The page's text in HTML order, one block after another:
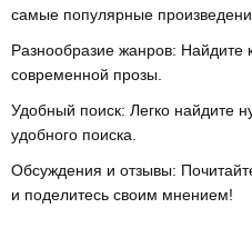
самые популярные
Разнообразие жанров: Найдите
современной прозы.
Удобный поиск: Легко найдите
удобного поиска.
Обсуждения и отзывы:
и поделитесь своим мнением!